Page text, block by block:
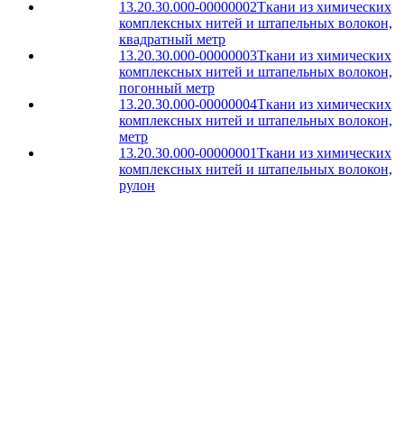
13.20.30.000-00000002Ткани из химических
комплексных нитей и штапельных волокон,
квадратный метр
13.20.30.000-00000003Ткани из химических
комплексных нитей и штапельных волокон,
погонный метр
13.20.30.000-00000004Ткани из химических
комплексных нитей и штапельных волокон,
метр
13.20.30.000-00000001Ткани из химических
комплексных нитей и штапельных волокон,
рулон